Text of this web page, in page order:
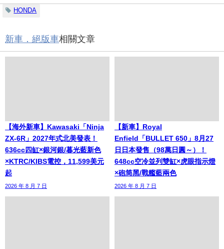
HONDA
新車．絕版車相關文章
【海外新車】Kawasaki「Ninja
ZX-6R」2027年式北美發表！
636cc四缸×銀河銀/暮光藍新色
×KTRC/KIBS電控，11,599美元
起
2026 年 8 月 7 日
【新車】Royal
Enfield「BULLET 650」8月27
日日本發售（98萬日圓～）！
648cc空冷並列雙缸×虎眼指示燈
×砲筒黑/戰艦藍兩色
2026 年 8 月 7 日